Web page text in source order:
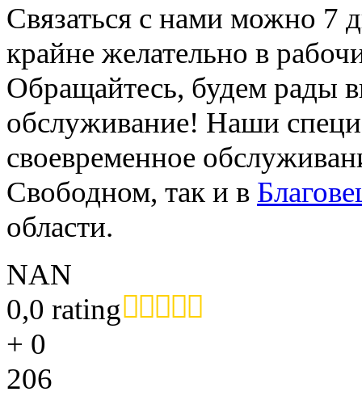
Связаться с нами можно 7
крайне желательно в
Обращайтесь, будем рады
обслуживание! Наши
своевременное
Свободном, так и в
области.
NAN
0,0 rating
+ 0
206